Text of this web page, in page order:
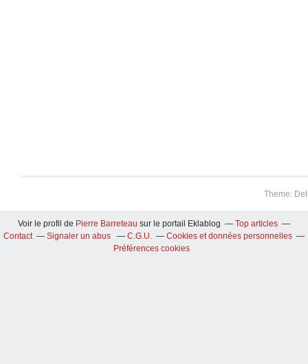
Theme:
Voir le profil de Pierre Barreteau sur le portail Eklablog
Top articles
Contact
Signaler un abus C.G.U.
Cookies et données personnelles
Préférences cookies